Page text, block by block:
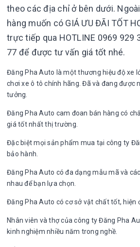
theo các địa chỉ ở bên dưới.
hàng muốn có GIÁ ƯU ĐÃI TỐT
trực tiếp qua HOTLINE 0969 929
77 để được tư vấn giá tốt nhé.
Đăng Pha Auto là một thương hiệu độ xe
chơi xe ô tô chính hãng. Đã và đang được
tưởng.
Đăng Pha Auto cam đoan bán hàng có
giá tốt nhất thị trường.
Đặc biệt mọi sản phẩm mua tại công ty
bảo hành.
Đăng Pha Auto có đa dạng mẫu mã và
nhau để bạn lựa chọn.
Đăng Pha Auto có cơ sở vật chất tốt, hiện
Nhân viên và thợ của công ty Đăng Pha
kinh nghiệm nhiều năm trong nghề.